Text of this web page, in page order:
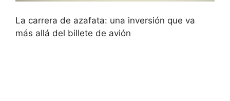
La carrera de azafata: una inversión que va
más allá del billete de avión